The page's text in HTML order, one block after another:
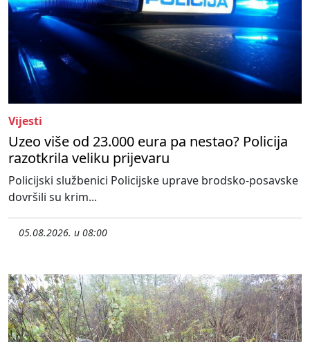
Vijesti
Uzeo više od 23.000 eura pa nestao? Policija
razotkrila veliku prijevaru
Policijski službenici Policijske uprave brodsko-posavske
dovršili su krim...
05.08.2026. u 08:00